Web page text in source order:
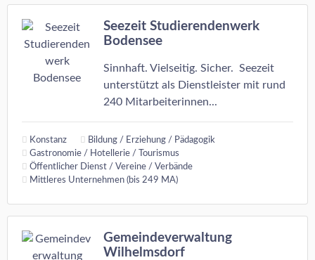
Seezeit Studierendenwerk
Bodensee
Sinnhaft. Vielseitig. Sicher. Seezeit
unterstützt als Dienstleister mit rund
240 Mitarbeiterinnen...
Konstanz
Bildung / Erziehung / Pädagogik
Gastronomie / Hotellerie / Tourismus
Öffentlicher Dienst / Vereine / Verbände
Mittleres Unternehmen (bis 249 MA)
Gemeindeverwaltung
Wilhelmsdorf